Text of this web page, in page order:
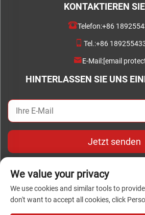
KONTAKTIEREN
Telefon:+86
Tel.:+86
E-Mail:[email
HINTERLASSEN SIE UNS
Jetzt senden
Urheberrecht © Copyright 2024
We value your privacy
We use cookies and similar tools to
don't want to accept all cookies, click